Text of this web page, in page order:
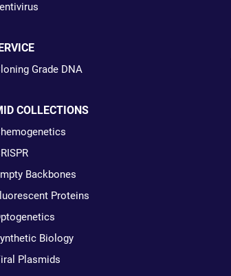
Grade DNA
COLLECTIONS
Backbones
Proteins
Biology
Plasmids